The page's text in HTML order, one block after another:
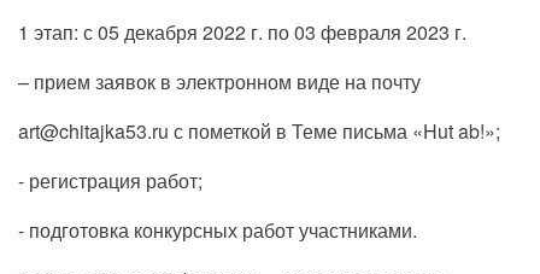
1 этап: с 05 декабря 2022 г. по 03 февраля 2023 г.
– прием заявок в электронном виде на почту
art@chitajka53.ru с пометкой в Теме письма «Hut ab!»;
- регистрация работ;
- подготовка конкурсных работ участниками.